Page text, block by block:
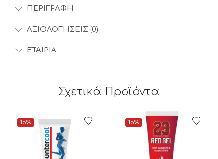
ΠΕΡΙΓΡΑΦΉ
ΑΞΙΟΛΟΓΉΣΕΙΣ (0)
ΕΤΑΙΡΊΑ
Σχετικά Προϊόντα
15% 15%